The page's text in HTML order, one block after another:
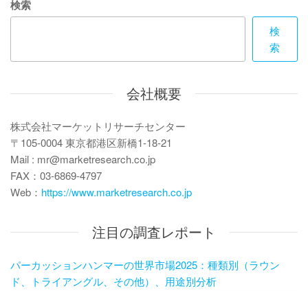
シ
ン
検索
検
索
会社概要
株式会社マーケットリサーチセンター
〒105-0004 東京都港区新橋1-18-21
Mail : mr@marketresearch.co.jp
FAX：03-6869-4797
Web： https://www.marketresearch.co.jp
注目の調査レポート
パーカッションハンマーの世界市場2025：種類別（ラウン
ド、トライアングル、その他）、用途別分析